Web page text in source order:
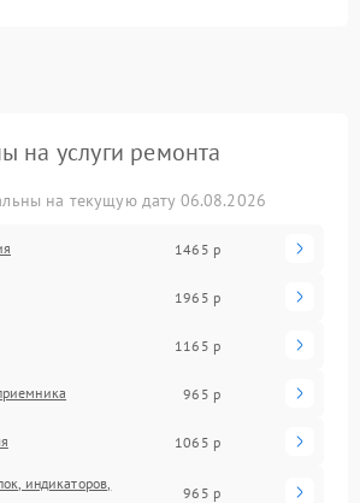
на услуги ремонта
на текущую дату 06.08.2026
1465 р
1965 р
1165 р
965 р
1065 р
индикаторов,
965 р